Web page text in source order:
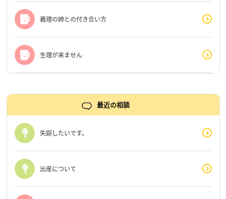
義理の姉との付き合い方
生理が来ません
最近の相談
失踪したいです。
出産について